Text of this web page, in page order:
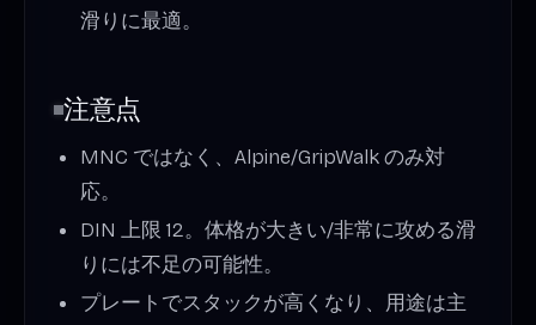
滑りに最適。
注意点
MNC ではなく、Alpine/GripWalk のみ対
応。
DIN 上限 12。体格が大きい/非常に攻める滑
りには不足の可能性。
プレートでスタックが高くなり、用途は主